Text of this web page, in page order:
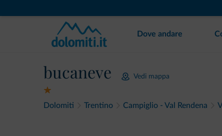
Dove andare
bucaneve Vedi mappa
Dolomiti Trentino Campiglio - Val Rendena